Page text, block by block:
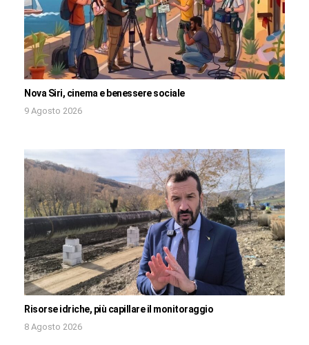
Nova Siri, cinema e benessere sociale
9 Agosto 2026
Risorse idriche, più capillare il monitoraggio
8 Agosto 2026